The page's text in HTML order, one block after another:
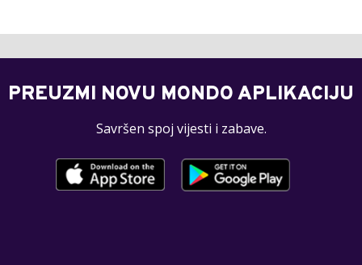
PREUZMI NOVU MONDO APLIKACIJU
Savršen spoj vijesti i zabave.